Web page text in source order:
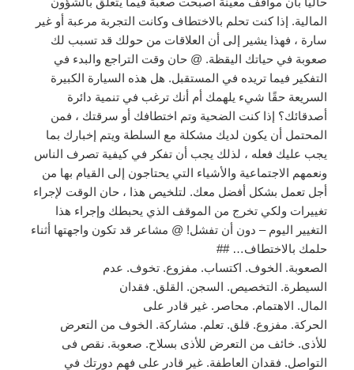
المالية. إذا كنت تحلم بالاختطاف وكانت التجربة مرعبة أو غير
سارة ، فهذا يشير إلى أن العلاقات من حولك قد تسبب لك
صعوبة في حياتك اليقظة. @ حان وقت التراجع والبدء في
التفكير فيما تريده في المستقبل. هل هذه السيارة الكبيرة
السريعة حقًا شيء يلهمك أم أنك ترغب في تنمية دائرة
أصدقائك؟ إذا كنت الضحية وتم اختطافك أو سرقتك ، فمن
المحتمل أن يكون لديك مشكلة مع السلطة ويتم إخبارك بما
يجب عليك فعله ، لذلك يجب أن تفكر في كيفية تصرف الناس
ونعمهم الاجتماعية والأشياء التي يحتاجون إلى القيام بها من
أجل تعمل بشكل أفضل معك. لتلخيص هذا ، حان الوقت لإجراء
تغييرات ولكي تخرج من الموقف الذي يحبطك وإجراء هذا
التغيير اليوم – دون أن تفشل! @ مشاعر قد تكون واجهتها أثناء
حلمك بالاختطاف… ##
الصعوبة. الخوف. اكتساب. مفزوع. تخوف. عدم
السيطرة. التخصيص. السجن. القلق. فقدان
المال. الاهتمام. محاصر. غير قادر على
الحركة. مفزوع. قلق. تعلم. مشاركة. الخوف من التعرض
للأذى. خائف من التعرض للأذى بسلاح. صعوبة. نقص فى
التواصل. فقدان العاطفة. غير قادر على فهم دورتك في